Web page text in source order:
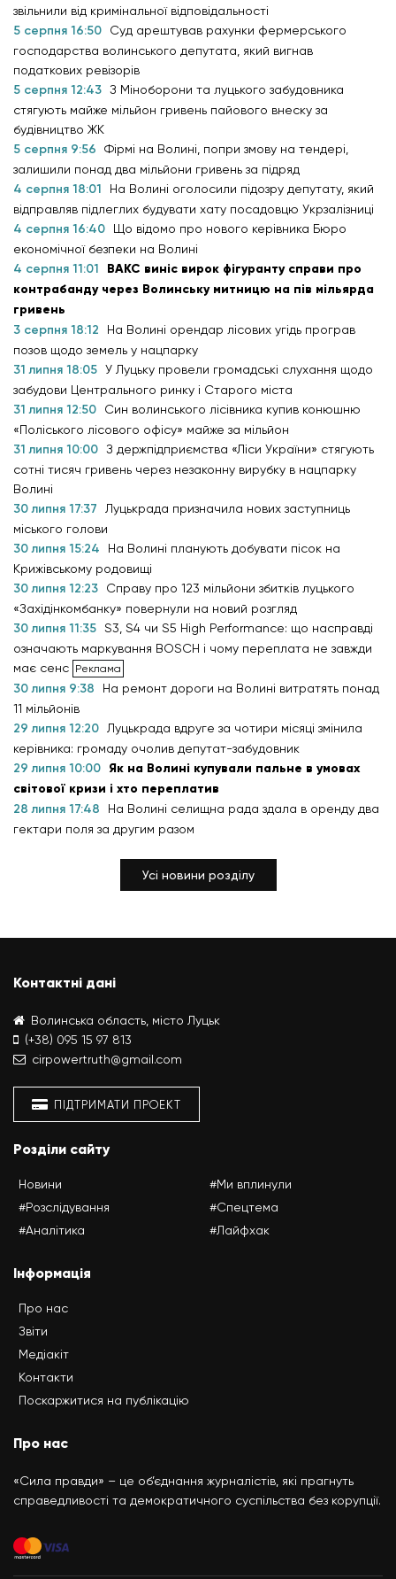
звільнили від кримінальної відповідальності
5 серпня 16:50
Суд арештував рахунки фермерського
господарства волинського депутата, який вигнав
податкових ревізорів
5 серпня 12:43 З Міноборони та луцького забудовника
стягують майже мільйон гривень пайового внеску за
будівництво ЖК
5 серпня 9:56
Фірмі на Волині, попри змову на тендері,
залишили понад два мільйони гривень за підряд
4 серпня 18:01
На Волині оголосили підозру депутату, який
відправляв підлеглих будувати хату посадовцю Укрзалізниці
4 серпня 16:40
Що відомо про нового керівника Бюро
економічної безпеки на Волині
4 серпня 11:01
ВАКС виніс вирок фігуранту справи про
контрабанду через Волинську митницю на пів мільярда
гривень
3 серпня 18:12
На Волині орендар лісових угідь програв
позов щодо земель у нацпарку
31 липня 18:05 У Луцьку провели громадські слухання щодо
забудови Центрального ринку і Старого міста
31 липня 12:50
Син волинського лісівника купив конюшню
«Поліського лісового офісу» майже за мільйон
31 липня 10:00 З держпідприємства «Ліси України» стягують
сотні тисяч гривень через незаконну вирубку в нацпарку
Волині
30 липня 17:37
Луцькрада призначила нових заступниць
міського голови
30 липня 15:24
На Волині планують добувати пісок на
Крижівському родовищі
30 липня 12:23
Справу про 123 мільйони збитків луцького
«Західінкомбанку» повернули на новий розгляд
30 липня 11:35 S3, S4 чи S5 High Performance: що насправді
означають маркування BOSCH і чому переплата не завжди
має сенс
30 липня 9:38
На ремонт дороги на Волині витратять понад
11 мільйонів
29 липня 12:20 Луцькрада вдруге за чотири місяці змінила
керівника: громаду очолив депутат-забудовник
29 липня 10:00 Як на Волині купували пальне в умовах
світової кризи і хто переплатив
28 липня 17:48
На Волині селищна рада здала в оренду два
гектари поля за другим разом
Усі новини розділу
Контактні дані
Волинська область, місто Луцьк
(+38) 095 15 97 813
cirpowertruth@gmail.com
ПІДТРИМАТИ ПРОЕКТ
Розділи сайту
Новини
#Розслідування
#Аналітика
#Ми вплинули
#Спецтема
#Лайфхак
Інформація
Про нас
Звіти
Медіакіт
Контакти
Поскаржитися на публікацію
Про нас
«Сила правди» – це об’єднання журналістів, які прагнуть
справедливості та демократичного суспільства без корупції.